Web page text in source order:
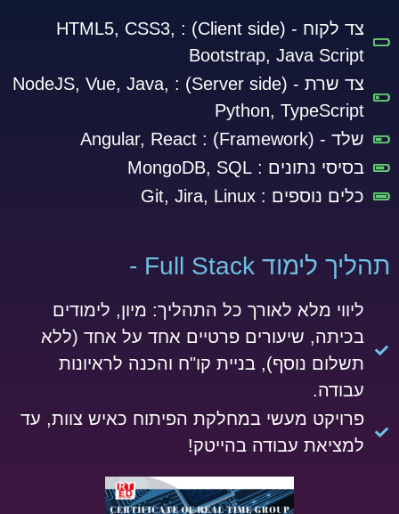
צד לקוח - (Client side) :
HTML5, CSS3,
Bootstrap, Java Script
צד שרת - (Server side) :
NodeJS, Vue, Java,
Python, TypeScript
שלד - (Framework) :
Angular, React
בסיסי נתונים :
כלים נוספים :
תהליך לימוד Full Stack​​ -
ליווי מלא לאורך כל התהליך: מיון, לימודים
בכיתה, שיעורים פרטיים אחד על אחד (ללא
תשלום נוסף), בניית קו"ח והכנה לראיונות
עבודה.
פרויקט מעשי במחלקת הפיתוח כאיש צוות, עד
למציאת עבודה בהייטק!